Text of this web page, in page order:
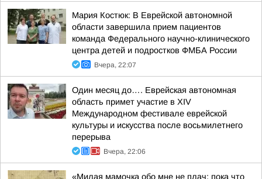
Мария Костюк: В Еврейской автономной
области завершила прием пациентов
команда Федерального научно-клинического
центра детей и подростков ФМБА России
Вчера, 22:07
Один месяц до…. Еврейская автономная
область примет участие в XIV
Международном фестивале еврейской
культуры и искусства после восьмилетнего
перерыва
Вчера, 22:06
«Милая мамочка обо мне не плач: пока что